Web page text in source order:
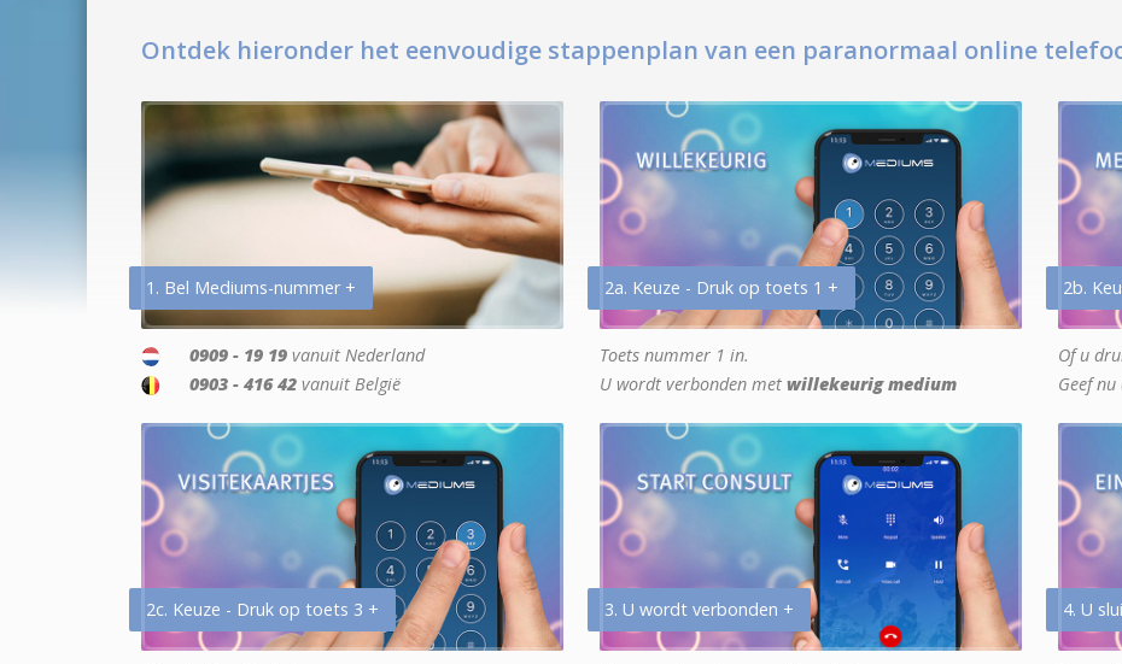
Ontdek hieronder het eenvoudige stappenplan van een paranormaal online
1. Bel Mediums-nummer +
0909 - 19 19 vanuit Nederland
0903 - 416 42 vanuit België
2a. Keuze - Druk op toets 1 +
Toets nummer 1 in.
U wordt verbonden met willekeurig medium
2b.
Of u
Geef nu
2c. Keuze - Druk op toets 3 + 3. U wordt verbonden + 4. U